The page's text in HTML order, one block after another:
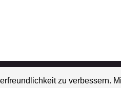
zu verbessern.